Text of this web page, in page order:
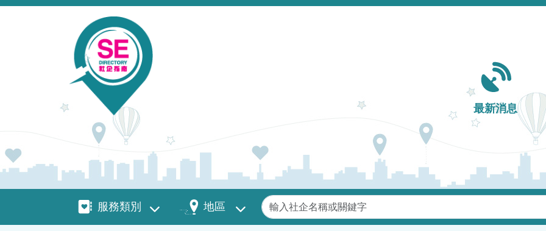
移至主內容
Main navigation
最新消息
服務類別服務類別 地區 地區 關鍵字